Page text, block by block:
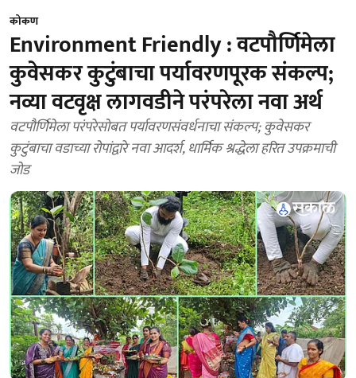
कोकण
Environment Friendly : वटपौर्णिमेला
कुवेसकर कुटुंबाचा पर्यावरणपूरक संकल्प;
नव्या वटवृक्ष लागवडीने परंपरेला नवा अर्थ
वटपौर्णिमेला परंपरेसोबत पर्यावरणसंवर्धनाचा संकल्प; कुवेसकर
कुटुंबाचा वडाच्या रोपांद्वारे नवा आदर्श, धार्मिक श्रद्धेला हरित उपक्रमाची
जोड